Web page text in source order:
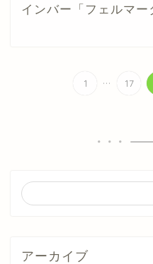
インバー「フェルマー
1 ... 17
アーカイブ